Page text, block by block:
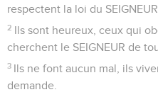
respectent la loi du SEIGNEUR.
2 Ils sont heureux, ceux qui
cherchent le SEIGNEUR de
3 Ils ne font aucun mal, ils
demande.